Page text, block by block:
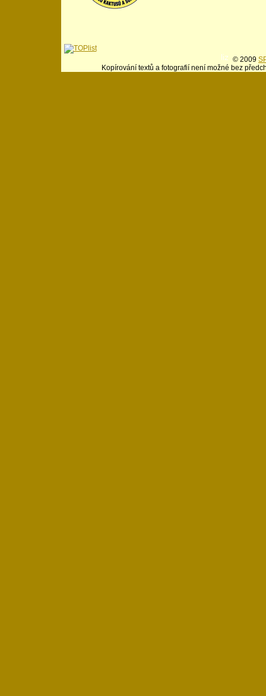
© 2009
Kopírování textů a fotografií není možné bez